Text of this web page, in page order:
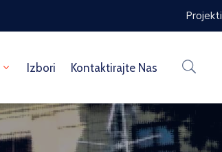
Projekti
Izbori Kontaktirajte Nas